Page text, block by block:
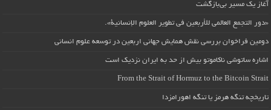
آغاز یک مسیر بی‌بازگشت
«دور التجمع العالمي للأربعين في تطوير العلوم الإنسانية».
دومین فراخوان بررسی نقش همایش جهانی اربعین در توسعه علوم انسانی
اشاره ساتوشی ناکاموتو بیش از حد به ایران نزدیک است
From the Strait of Hormuz to the Bitcoin Strait
تاریخچه تنگه هرمز یا تنگه اهورامزدا